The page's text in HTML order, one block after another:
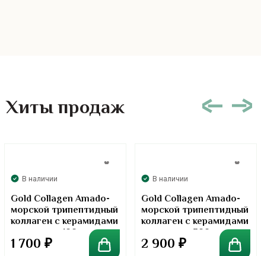
Хиты продаж
В наличии
Gold Collagen Amado-
морской трипептидный
коллаген с керамидами
в порошке. 100 грамм
1 700 ₽
В наличии
Gold Collagen Amado-
морской трипептидный
коллаген с керамидами
в порошке. 300 грамм
2 900 ₽